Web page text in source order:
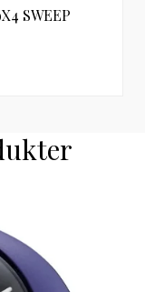
SWEEP